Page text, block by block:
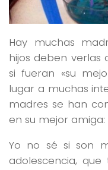
Hay muchas
hijos deben
si fueran «su
lugar a muchas
madres se han
en su mejor amiga:
Yo no sé si son
adolescencia, que